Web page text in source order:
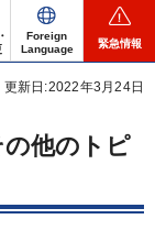
Foreign
Language
緊急情報
更新日:2022年3月24日
の他のトピ